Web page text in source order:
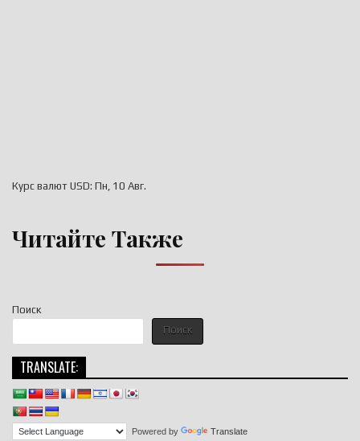
Поиск
Поиск
TRANSLATE:
Powered by Translate
Курс валют USD: Пн, 10 Авг.
Читайте Также